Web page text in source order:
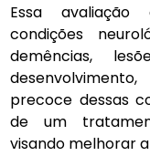
Essa
condições
demências,
precoce dessas
de um
visando melhorar